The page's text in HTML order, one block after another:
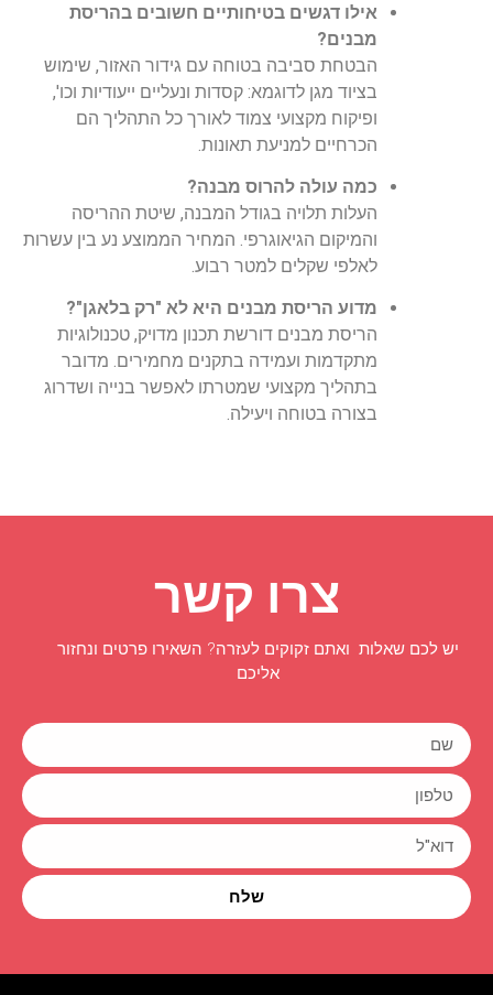
אילו דגשים בטיחותיים חשובים בהריסת
מבנים?
הבטחת סביבה בטוחה עם גידור האזור, שימוש
בציוד מגן לדוגמא: קסדות ונעליים ייעודיות וכו',
ופיקוח מקצועי צמוד לאורך כל התהליך הם
הכרחיים למניעת תאונות.
כמה עולה להרוס מבנה?
העלות תלויה בגודל המבנה, שיטת ההריסה
והמיקום הגיאוגרפי. המחיר הממוצע נע בין עשרות
לאלפי שקלים למטר רבוע.
מדוע הריסת מבנים היא לא "רק בלאגן"?
הריסת מבנים דורשת תכנון מדויק, טכנולוגיות
מתקדמות ועמידה בתקנים מחמירים. מדובר
בתהליך מקצועי שמטרתו לאפשר בנייה ושדרוג
בצורה בטוחה ויעילה.
צרו קשר
יש לכם שאלות ואתם זקוקים לעזרה? השאירו פרטים ונחזור
אליכם
שלח